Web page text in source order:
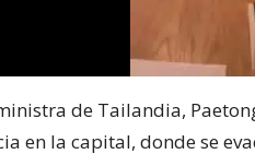
de Tailandia,
en la capital, donde se